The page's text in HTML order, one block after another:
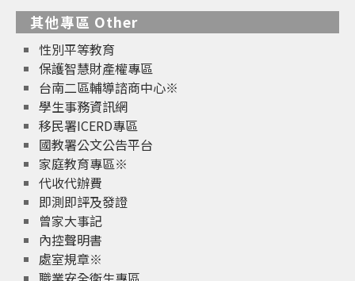
其他專區 Other
性別平等教育
保護智慧財產權專區
台南二區輔導諮商中心※
學生事務資訊網
移民署ICERD專區
國教署公文公告平台
家庭教育專區※
代收代辦費
即測即評及發證
曾家大事記
內控聲明書
處室規章※